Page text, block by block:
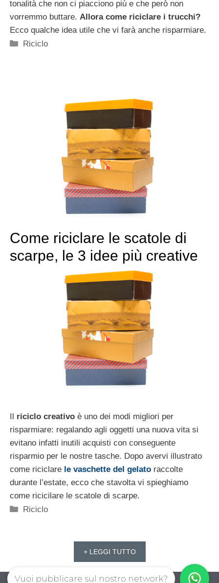
tonalità che non ci piacciono più e che però non
vorremmo buttare. Allora come riciclare i trucchi?
Ecco qualche idea utile che vi farà anche risparmiare.
Categorie
Riciclo
Come riciclare le scatole di
scarpe, le 3 idee più creative
Il riciclo creativo è uno dei modi migliori per
risparmiare: regalando agli oggetti una nuova vita si
evitano infatti inutili acquisti con conseguente
risparmio per le nostre tasche. Dopo avervi illustrato
come riciclare le vaschette del gelato raccolte
durante l’estate, ecco che stavolta vi spieghiamo
come ricicilare le scatole di scarpe.
Categorie
Riciclo
+ LEGGI TUTTO
Vuoi pubblicare sul nostro network?